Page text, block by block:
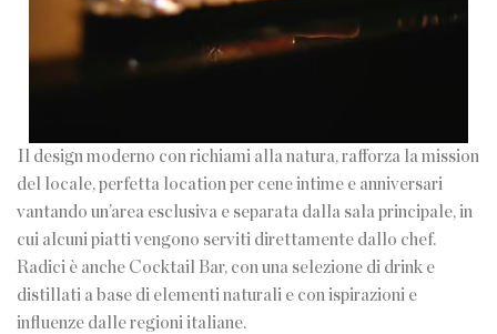
Il design moderno con richiami alla natura, rafforza la mission
del locale, perfetta location per cene intime e anniversari
vantando un’area esclusiva e separata dalla sala principale, in
cui alcuni piatti vengono serviti direttamente dallo chef.
Radici è anche Cocktail Bar, con una selezione di drink e
distillati a base di elementi naturali e con ispirazioni e
influenze dalle regioni italiane.